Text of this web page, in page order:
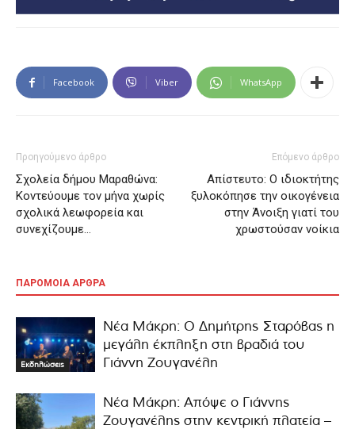
Facebook Viber WhatsApp
Προηγούμενο άρθρο
Σχολεία δήμου Μαραθώνα:
Κοντεύουμε τον μήνα χωρίς
σχολικά λεωφορεία και
συνεχίζουμε…
Επόμενο άρθρο
Απίστευτο: Ο ιδιοκτήτης
ξυλοκόπησε την οικογένεια
στην Άνοιξη γιατί του
χρωστούσαν νοίκια
ΠΑΡΟΜΟΙΑ ΑΡΘΡΑ
Εκδηλώσεις
Νέα Μάκρη: Ο Δημήτρης Σταρόβας η
μεγάλη έκπληξη στη βραδιά του
Γιάννη Ζουγανέλη
Νέα Μάκρη: Απόψε ο Γιάννης
Ζουγανέλης στην κεντρική πλατεία –